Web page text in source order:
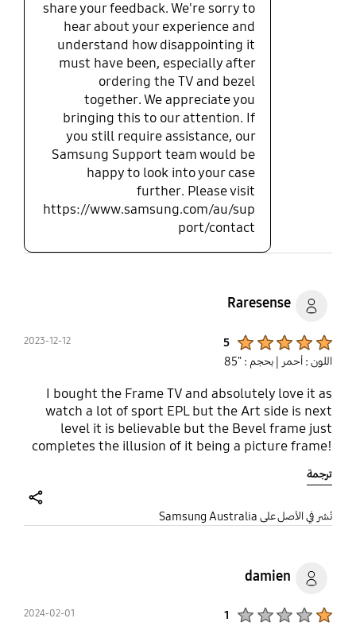
share your feedback. We're sorry to
hear about your experience and
understand how disappointing it
must have been, especially after
ordering the TV and bezel
together. We appreciate you
bringing this to our attention. If
you still require assistance, our
Samsung Support team would be
happy to look into your case
further. Please visit
https://www.samsung.com/au/sup
port/contact
Raresense
5
2023-12-12
اللون : أحمر | بحجم : "85
I bought the Frame TV and absolutely love it as
watch a lot of sport EPL but the Art side is next
level it is believable but the Bevel frame just
completes the illusion of it being a picture frame!
did not use clips just clipped on and used magnets
rotates and works like a charm. Love it simple but
looks stunning.
ترجمة
نُشر في الأصل على Samsung Australia
damien
1
2024-02-01